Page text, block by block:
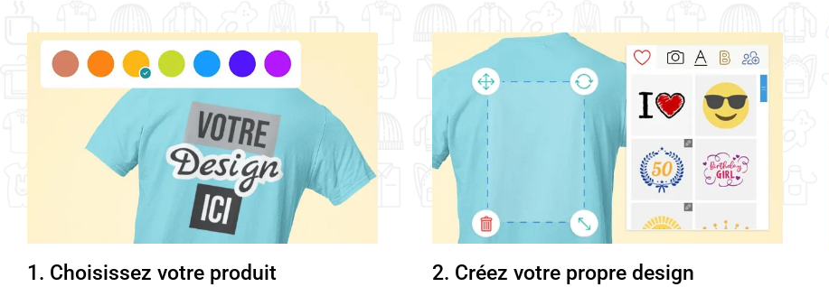
1. Choisissez votre produit 2. Créez votre propre design